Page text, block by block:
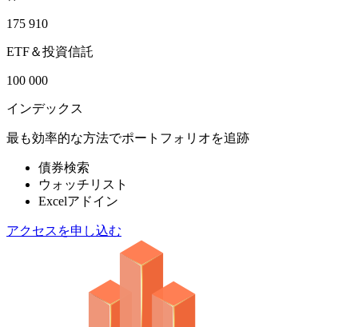
175 910
ETF＆投資信託
100 000
インデックス
最も効率的な方法でポートフォリオを追跡
債券検索
ウォッチリスト
Excelアドイン
アクセスを申し込む